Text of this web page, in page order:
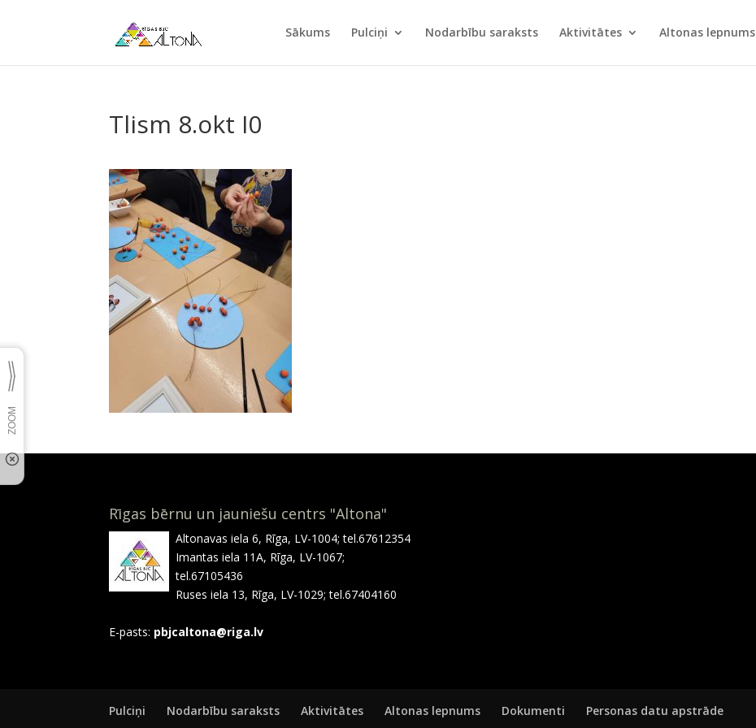
Sākums Pulciņi Nodarbību saraksts Aktivitātes Altonas lepnums
Tlism 8.okt I0
Rīgas bērnu un jauniešu centrs "Altona"
Altonavas iela 6, Rīga, LV-1004; tel.67612354
Imantas iela 11A, Rīga, LV-1067;
tel.67105436
Ruses iela 13, Rīga, LV-1029; tel.67404160
E-pasts: pbjcaltona@riga.lv
Pulciņi Nodarbību saraksts Aktivitātes Altonas lepnums Dokumenti Personas datu apstrāde